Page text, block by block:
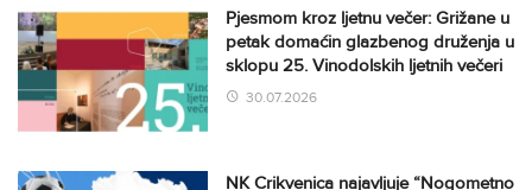
Pjesmom kroz ljetnu večer: Grižane u
petak domaćin glazbenog druženja u
sklopu 25. Vinodolskih ljetnih večeri
30.07.2026
NK Crikvenica najavljuje “Nogometno